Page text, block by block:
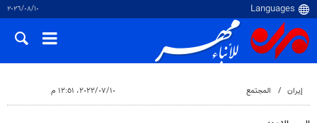
١٠‏/٠٨‏/٢٠٢٦
إيران المجتمع ١٠‏/٠٧‏/٢٠٢٢، ١٢:٥١ م